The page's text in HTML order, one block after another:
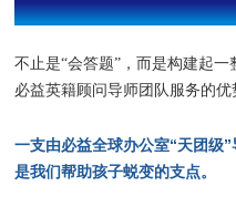
陪孩子构
不止是“会答题”，而是构建起
必益英籍顾问导师团队服务的优
一支由必益全球办公室“天团级
是我们帮助孩子蜕变的支点。